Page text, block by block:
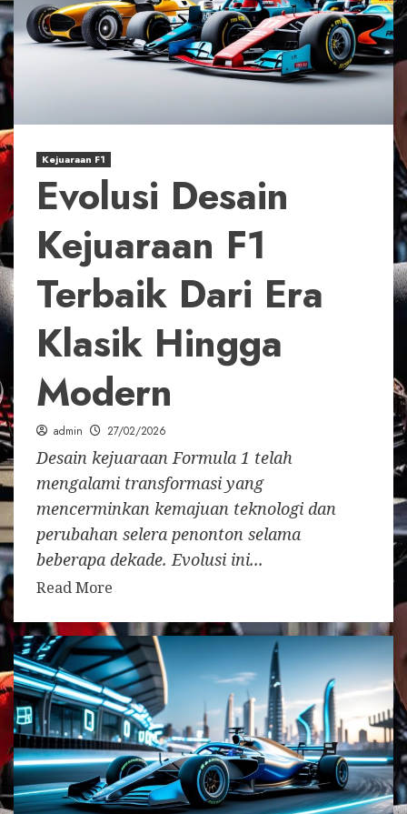
Kejuaraan F1
Evolusi Desain
Kejuaraan F1
Terbaik Dari Era
Klasik Hingga
Modern
admin 27/02/2026
Desain kejuaraan Formula 1 telah
mengalami transformasi yang
mencerminkan kemajuan teknologi dan
perubahan selera penonton selama
beberapa dekade. Evolusi ini...
Read More